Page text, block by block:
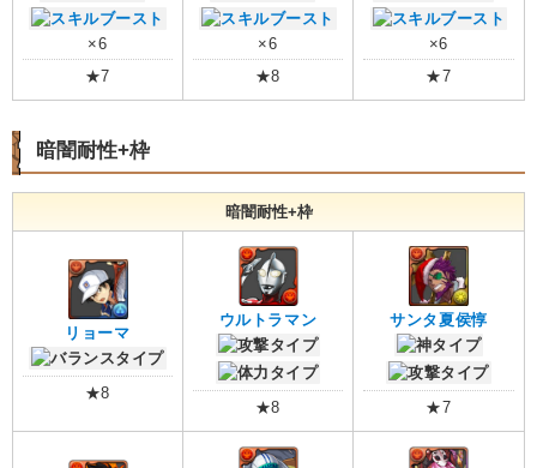
×6
★7
×6
★8
×6
★7
暗闇耐性+枠
暗闇耐性+枠
リョーマ
★8
ウルトラマン
★8
サンタ夏侯惇
★7